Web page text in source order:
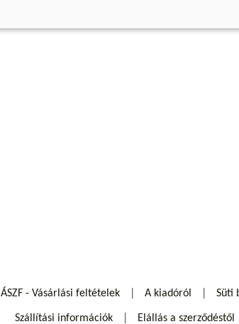
ÁSZF - Vásárlási feltételek A kiadóról Süti
Szállítási információk Elállás a szerződéstől